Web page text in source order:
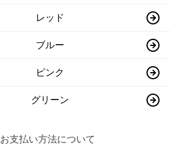
レッド
ブルー
ピンク
グリーン
お支払い方法について